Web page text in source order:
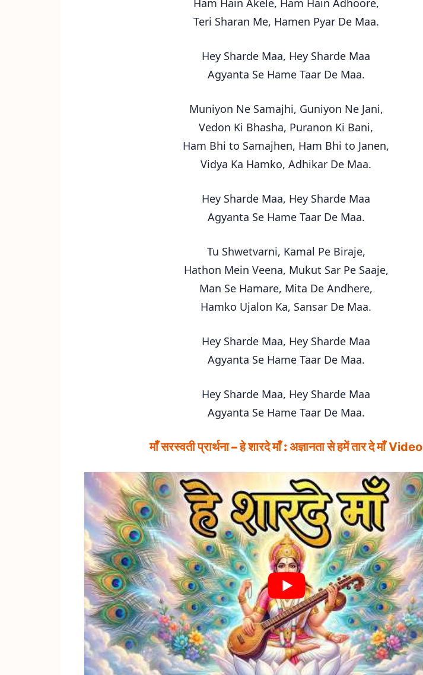
Ham Hain Akele, Ham Hain Adhoore,
Teri Sharan Me, Hamen Pyar De Maa.
Hey Sharde Maa, Hey Sharde Maa
Agyanta Se Hame Taar De Maa.
Muniyon Ne Samajhi, Guniyon Ne Jani,
Vedon Ki Bhasha, Puranon Ki Bani,
Ham Bhi to Samajhen, Ham Bhi to Janen,
Vidya Ka Hamko, Adhikar De Maa.
Hey Sharde Maa, Hey Sharde Maa
Agyanta Se Hame Taar De Maa.
Tu Shwetvarni, Kamal Pe Biraje,
Hathon Mein Veena, Mukut Sar Pe Saaje,
Man Se Hamare, Mita De Andhere,
Hamko Ujalon Ka, Sansar De Maa.
Hey Sharde Maa, Hey Sharde Maa
Agyanta Se Hame Taar De Maa.
Hey Sharde Maa, Hey Sharde Maa
Agyanta Se Hame Taar De Maa.
माँ सरस्वती प्रार्थना – हे शारदे माँ : अज्ञानता से हमें तार दे माँVideo